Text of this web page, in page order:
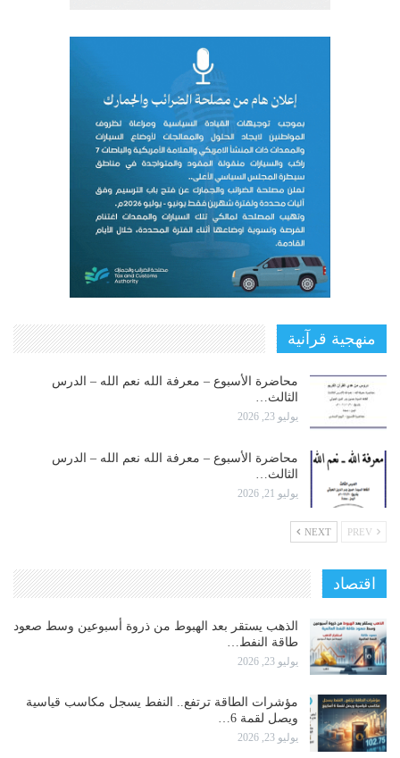
منهجية قرآنية
محاضرة الأسبوع – معرفة الله نعم الله – الدرس
الثالث…
يوليو 23, 2026
محاضرة الأسبوع – معرفة الله نعم الله – الدرس
الثالث…
يوليو 21, 2026
NEXT
اقتصاد
الذهب يستقر بعد الهبوط من ذروة أسبوعين وسط صعود
طاقة النفط…
يوليو 23, 2026
مؤشرات الطاقة ترتفع.. النفط يسجل مكاسب قياسية
ويصل لقمة 6…
يوليو 23, 2026